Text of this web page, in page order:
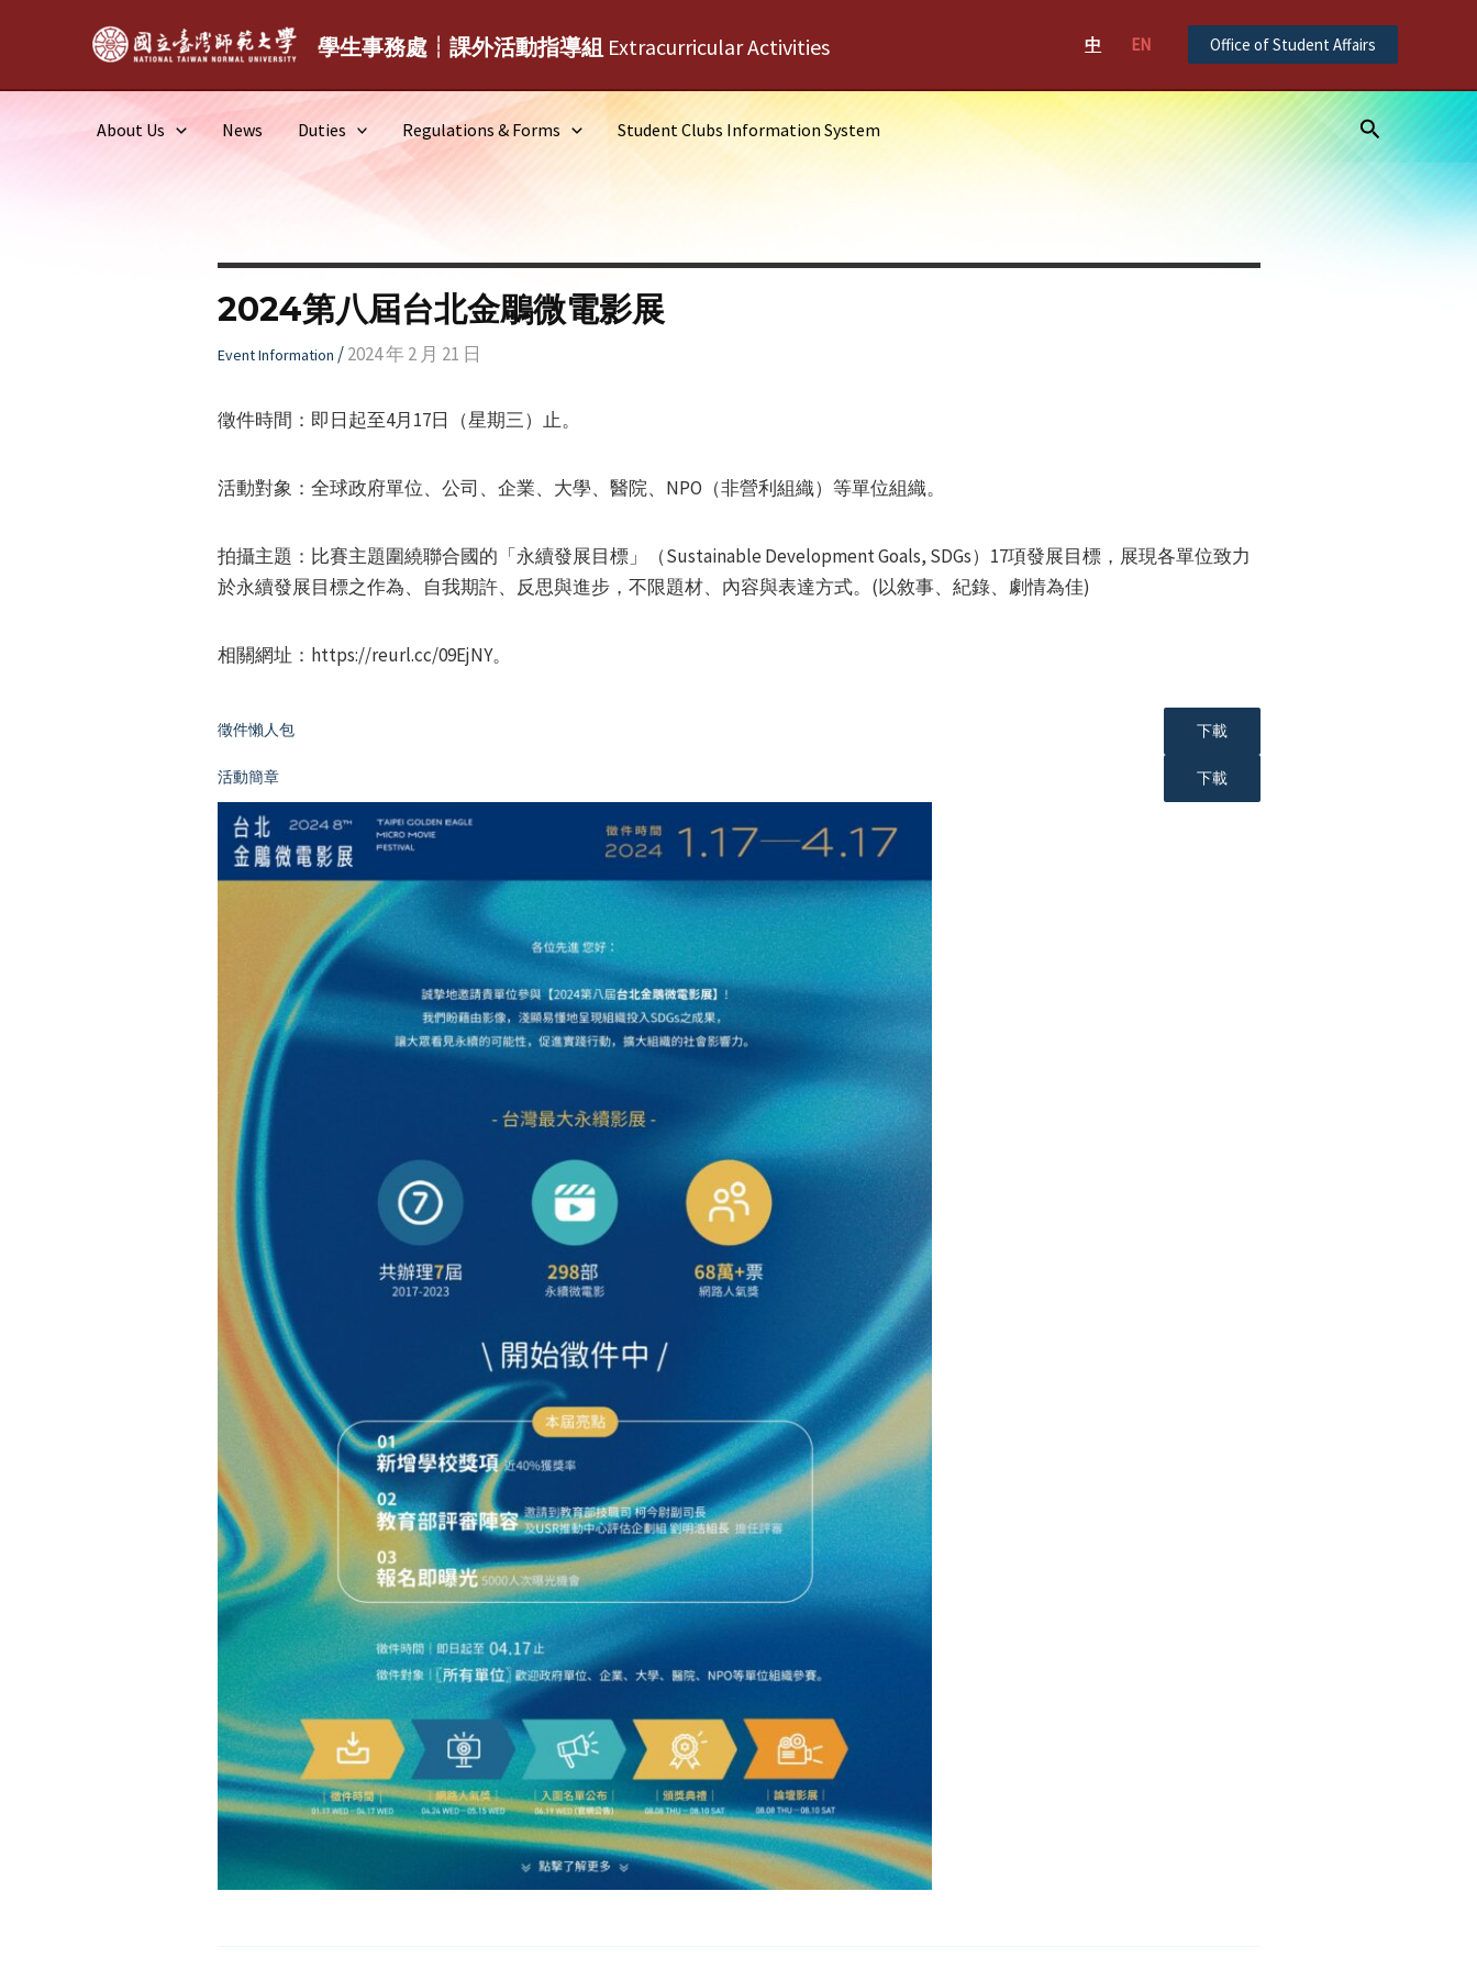
學生事務處┆課外活動指導組 Extracurricular Activities 中 EN Office of Student Affairs
About Us News Duties Regulations & Forms Student Clubs Information System Search
2024第八屆台北金鵰微電影展
Event Information /2024 年 2 月 21 日
徵件時間：即日起至4月17日（星期三）止。
活動對象：全球政府單位、公司、企業、大學、醫院、NPO（非營利組織）等單位組織。
拍攝主題：比賽主題圍繞聯合國的「永續發展目標」（Sustainable Development Goals, SDGs）17項發展目標，展現各單位致力
於永續發展目標之作為、自我期許、反思與進步，不限題材、內容與表達方式。(以敘事、紀錄、劇情為佳)
相關網址：https://reurl.cc/09EjNY。
徵件懶人包 下載
活動簡章 下載